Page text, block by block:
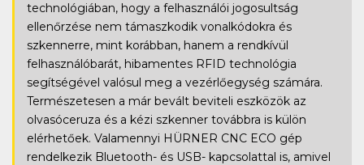
technológiában, hogy a felhasználói jogosultság
ellenőrzése nem támaszkodik vonalkódokra és
szkennerre, mint korábban, hanem a rendkívül
felhasználóbarát, hibamentes RFID technológia
segítségével valósul meg a vezérlőegység számára.
Természetesen a már bevált beviteli eszközök az
olvasóceruza és a kézi szkenner továbbra is külön
elérhetőek. Valamennyi HÜRNER CNC ECO gép
rendelkezik Bluetooth- és USB- kapcsolattal is, amivel